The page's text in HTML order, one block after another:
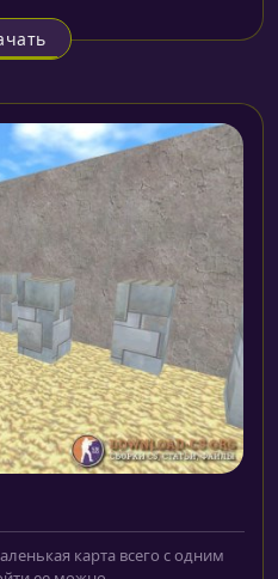
карта всего с одним